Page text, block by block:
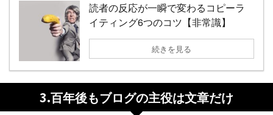
読者の反応が一瞬で変わるコピーラ
イティング6つのコツ【非常識】
続きを見る
3.百年後もブログの主役は文章だけ